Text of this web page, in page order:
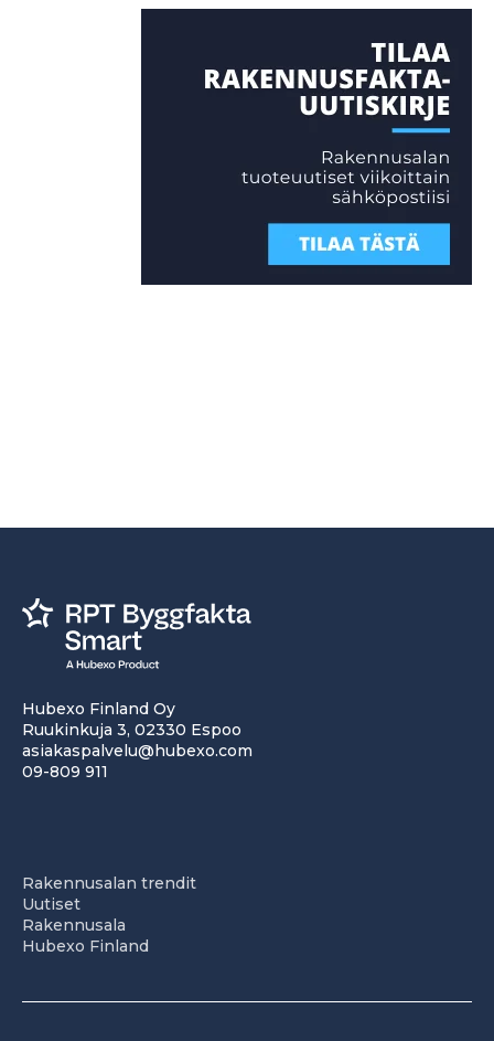
Hubexo Finland Oy
Ruukinkuja 3, 02330 Espoo
asiakaspalvelu@hubexo.com
09-809 911
Rakennusalan trendit
Uutiset
Rakennusala
Hubexo Finland